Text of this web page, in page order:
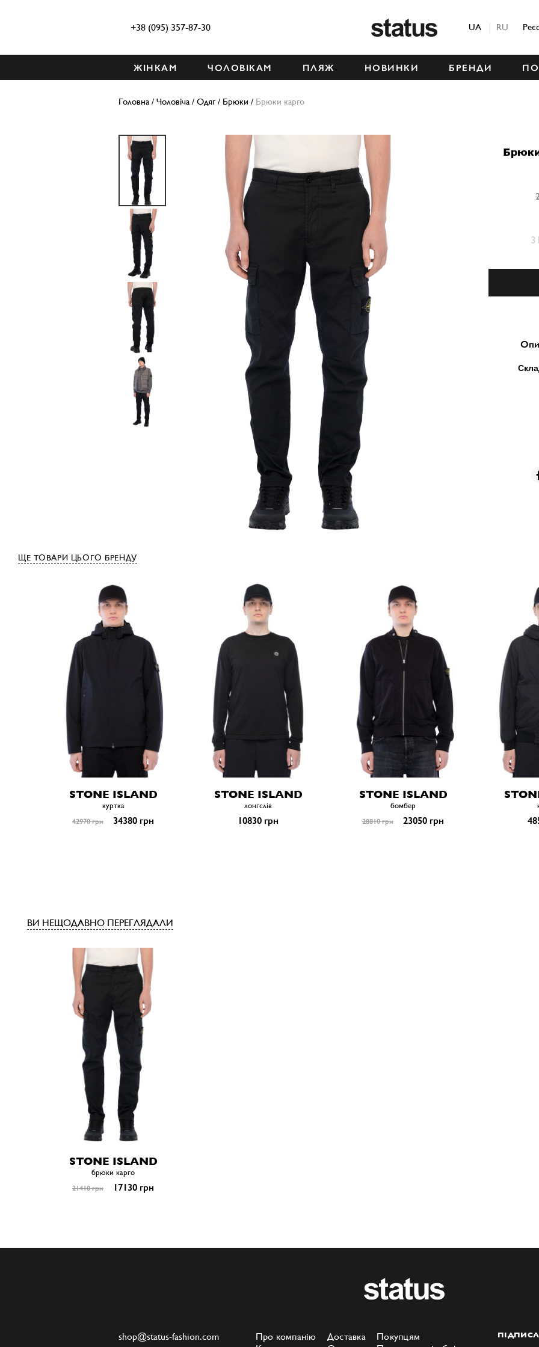
+38 (095) 357-87-30 UA RU
ЖІНКАМ ЧОЛОВІКАМ ПЛЯЖ НОВИНКИ БРЕНДИ
Головна / Чоловіча / Одяг/ Брюки / Брюки карго
31
ЩЕ ТОВАРИ ЦЬОГО БРЕНДУ
STONE ISLAND
куртка
42970 грн 34380 грн
STONE ISLAND
лонгслів
10830 грн
STONE ISLAND
бомбер
28810 грн 23050 грн
ВИ НЕЩОДАВНО ПЕРЕГЛЯДАЛИ
STONE ISLAND
брюки карго
21410 грн 17130 грн
Про компанію
Доставка
Покупцям
shop@status-fashion.com